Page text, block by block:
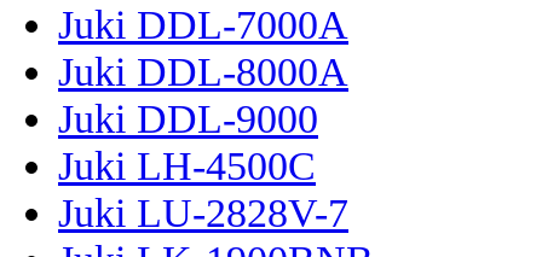
Juki DDL-7000A
Juki DDL-8000A
Juki DDL-9000
Juki LH-4500C
Juki LU-2828V-7